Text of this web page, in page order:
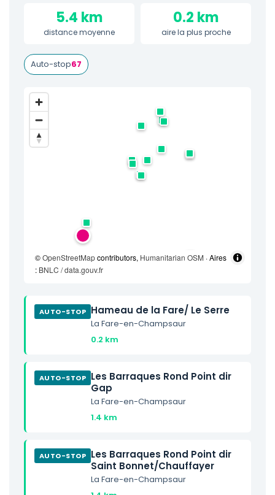
5.4 km
distance moyenne
0.2 km
aire la plus proche
Auto-stop67
©OpenStreetMapcontributors, Humanitarian OSM · Aires
: BNLC / data.gouv.fr
AUTO-STOP Hameau de la Fare/ Le Serre
La Fare-en-Champsaur
0.2 km
AUTO-STOP Les Barraques Rond Point dir
Gap
La Fare-en-Champsaur
1.4 km
AUTO-STOP Les Barraques Rond Point dir
Saint Bonnet/Chauffayer
La Fare-en-Champsaur